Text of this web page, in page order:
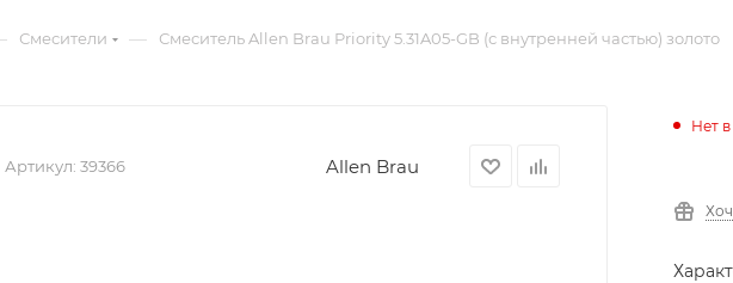
Смесители — Смеситель Allen Brau Priority 5.31A05-GB (с внутренней частью) золото
Артикул: 39366 Allen Brau
Нет